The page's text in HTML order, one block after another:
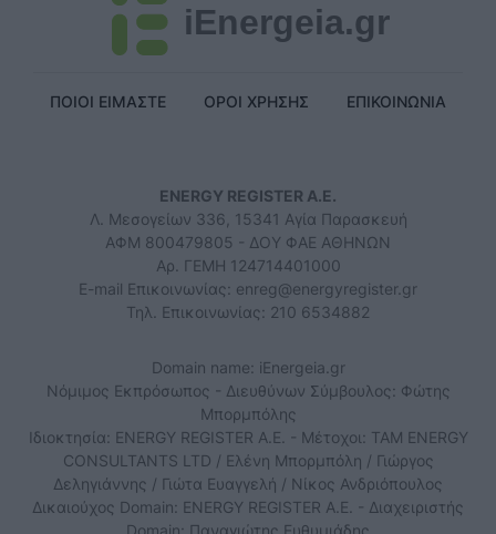
iEnergeia.gr
ΠΟΙΟΙ ΕΙΜΑΣΤΕ ΟΡΟΙ ΧΡΗΣΗΣ ΕΠΙΚΟΙΝΩΝΙΑ
ENERGY REGISTER Α.Ε.
Λ. Μεσογείων 336, 15341 Αγία Παρασκευή
ΑΦΜ 800479805 - ΔΟΥ ΦΑΕ ΑΘΗΝΩΝ
Αρ. ΓΕΜΗ 124714401000
E-mail Επικοινωνίας: enreg@energyregister.gr
Τηλ. Επικοινωνίας: 210 6534882
Domain name: iEnergeia.gr
Νόμιμος Εκπρόσωπος - Διευθύνων Σύμβουλος: Φώτης
Μπορμπόλης
Ιδιοκτησία: ENERGY REGISTER Α.Ε. - Μέτοχοι: TAM ENERGY
CONSULTANTS LTD / Ελένη Μπορμπόλη / Γιώργος
Δεληγιάννης / Γιώτα Ευαγγελή / Νίκος Ανδριόπουλος
Δικαιούχος Domain: ENERGY REGISTER Α.Ε. - Διαχειριστής
Domain: Παναγιώτης Ευθυμιάδης